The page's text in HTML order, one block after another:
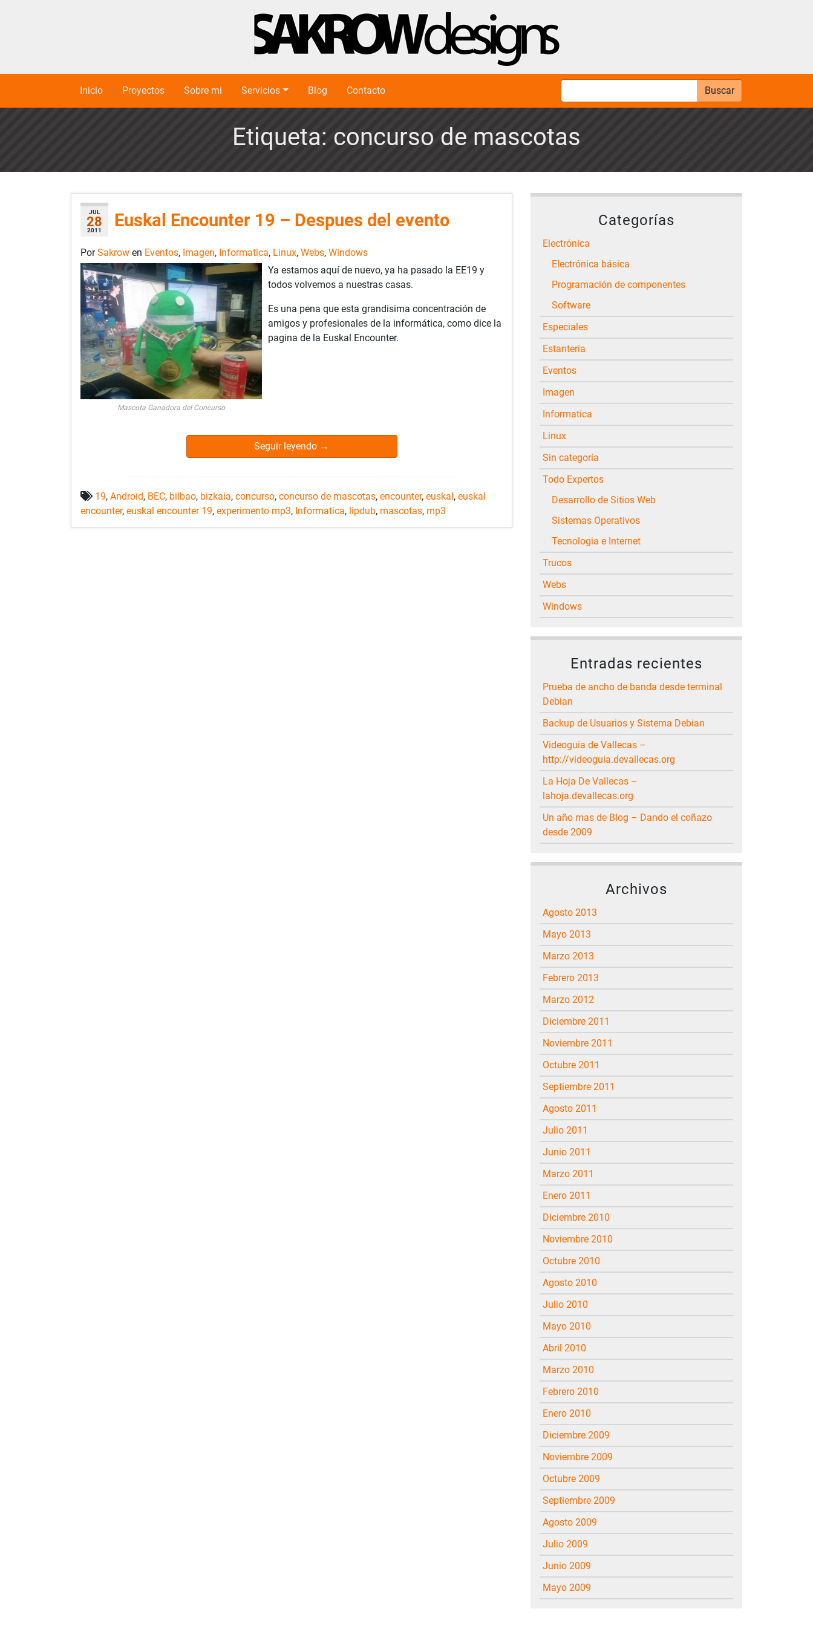
Inicio Proyectos Sobre mi Servicios Blog Contacto Buscar
Etiqueta: concurso de mascotas
JUL
28
2011 Euskal Encounter 19 – Despues del evento
PorSakrow en Eventos, Imagen, Informatica, Linux, Webs, Windows
Mascota Ganadora del Concurso
Ya estamos aquí de nuevo, ya ha pasado la EE19 y
todos volvemos a nuestras casas.
Es una pena que esta grandisima concentración de
amigos y profesionales de la informática, como dice la
pagina de la Euskal Encounter.
Seguir leyendo →
19, Android, BEC, bilbao, bizkaia, concurso, concurso de mascotas, encounter, euskal, euskal
encounter, euskal encounter 19, experimento mp3, Informatica, lipdub, mascotas, mp3
Categorías
Electrónica
Electrónica básica
Programación de componentes
Software
Especiales
Estanteria
Eventos
Imagen
Informatica
Linux
Sin categoría
Todo Expertos
Desarrollo de Sitios Web
Sistemas Operativos
Tecnologia e Internet
Trucos
Webs
Windows
Entradas recientes
Prueba de ancho de banda desde terminal
Debian
Backup de Usuarios y Sistema Debian
Videoguia de Vallecas –
http://videoguia.devallecas.org
La Hoja De Vallecas –
lahoja.devallecas.org
Un año mas de Blog – Dando el coñazo
desde 2009
Archivos
agosto 2013
mayo 2013
marzo 2013
febrero 2013
marzo 2012
diciembre 2011
noviembre 2011
octubre 2011
septiembre 2011
agosto 2011
julio 2011
junio 2011
marzo 2011
enero 2011
diciembre 2010
noviembre 2010
octubre 2010
agosto 2010
julio 2010
mayo 2010
abril 2010
marzo 2010
febrero 2010
enero 2010
diciembre 2009
noviembre 2009
octubre 2009
septiembre 2009
agosto 2009
julio 2009
junio 2009
mayo 2009